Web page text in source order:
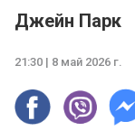
Джейн Парк
21:30 | 8 май 2026 г.